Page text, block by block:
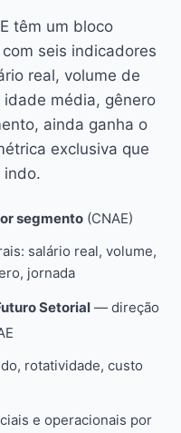
têm um bloco
seis indicadores
real, volume de
média, gênero
ainda ganha o
exclusiva que
indo.
segmento (CNAE)
salário real, volume,
jornada
Setorial — direção
rotatividade, custo
e operacionais por